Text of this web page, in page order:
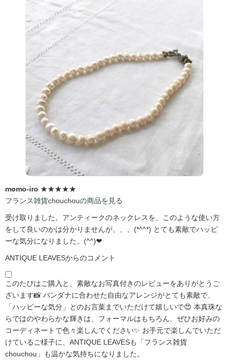
momo-iro ★★★★★
フランス雑貨chouchouの商品を見る
受け取りました。アンティークのネックレスを、このような使い方
をして良いのかは分かりませんが、、、(*^^*) とても素敵でハッピ
ーな気分になりました。(^^)❤
ANTIQUE LEAVESからのコメント
このたびはご購入と、素敵なお写真付きのレビューをありがとうご
ざいます📸 バンダナに合わせた自由なアレンジがとても素敵で、
「ハッピーな気分」とのお言葉までいただけて嬉しいで😍 本真珠な
らではのやわらかな輝きは、フォーマルはもちろん、ぜひお好みの
コーディネートで色々楽しんでください✨ お手元で楽しんでいただ
けているご様子に、ANTIQUE LEAVESも「フランス雑貨
chouchou」も温かな気持ちになりました。